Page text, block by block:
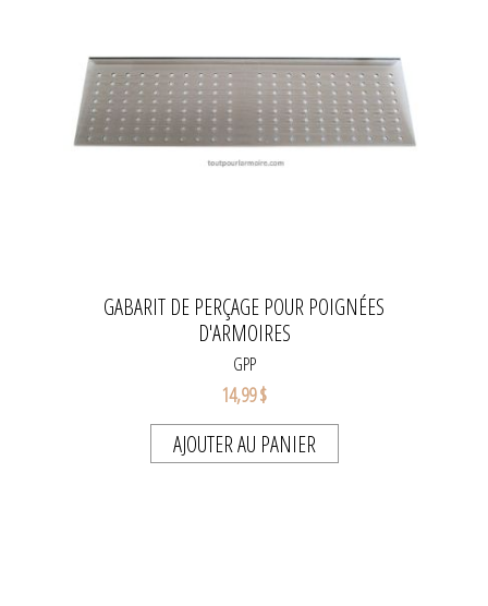
GABARIT DE PERÇAGE POUR POIGNÉES
D'ARMOIRES
GPP
14,99 $
AJOUTER AU PANIER